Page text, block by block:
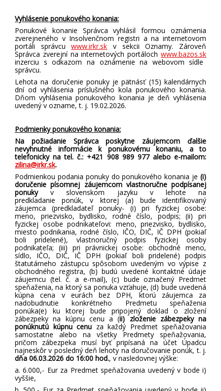
Vyhlásenie ponukového konania:
Ponukové konanie Správca vyhlásil formou oznámenia
zverejneného v Insolvenčnom registri a na internetovom
portáli správcuwww.irkr.sk v sekcii Oznamy. Zároveň
Správca zverejní na internetových portáloch www.bazos.sk
inzerciu s odkazom na oznámenie na webovom sídle
správcu.
Lehota na doručenie ponuky je pätnásť (15) kalendárnych
dní od vyhlásenia príslušného kola ponukového konania.
Dňom vyhlásenia ponukového konania je deň vyhlásenia
uvedený v ozname, t. j. 19.02.2026.
Podmienky ponukového konania:
Na požiadanie Správca poskytne záujemcom ďalšie
nevyhnutné informácie k ponukovému konaniu, a to
telefonicky na tel. č.: +421 908 989 977 alebo e-mailom:
zilina@irkr.sk.
Podmienkou podania ponuky do ponukového konania je (i)
doručenie písomnej záujemcom vlastnoručne podpísanej
ponukyv slovenskom jazyku v lehote na
predkladanieponúk, v ktorej (a) bude identifikovaný
záujemca (predkladateľ ponuky- (i) pri fyzickej osobe:
meno, priezvisko, bydlisko, rodné číslo, podpis; (ii) pri
fyzickej osobe podnikateľovi: meno, priezvisko, bydlisko,
miesto podnikania, rodné číslo, IČO, DIČ, IČ DPH (pokiaľ
boli pridelené), vlastnoručný podpis fyzickej osoby
podnikateľa; (iii) pri právnickej osobe: obchodné meno,
sídlo, IČO, DIČ, IČ DPH (pokiaľ boli pridelené) podpis
štatutárneho zástupcu spôsobom uvedeným vo výpise z
obchodného registra, (b) budú uvedené kontaktné údaje
záujemcu (tel. č. a e-mail), (c) bude označený Predmet
speňaženia, na ktorý sa ponuka vzťahuje,(d) bude uvedená
kúpna cena v eurách bez DPH, ktorú záujemca za
nadobudnutie konkrétneho Predmetu speňaženia
ponúka(e) ku ktorej bude pripojený doklad o zložení
zábezpeky na kúpnu cenu a (ii) zloženie zábezpeky na
ponúknutú kúpnu cenu za každý Predmet speňažovania
samostatne alebo na všetky Predmety speňažovania,
pričom zábezpeka musí byť pripísaná na účet Úpadcu
najneskôr v posledný deň lehoty na doručovanie ponúk, t. j.
dňa 06.03.2026 do 16:00 hod., v nasledovnej výške:
a. 6.000,- Eur za Predmet speňažovania uvedený v bode i)
vyššie,